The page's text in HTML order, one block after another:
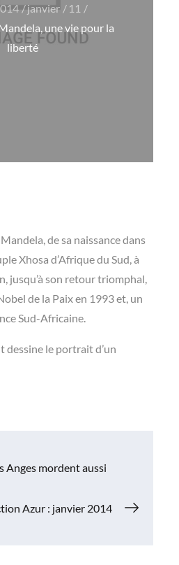
janvier
11
une vie pour la
liberté
de sa naissance dans
Xhosa d’Afrique du Sud, à
jusqu’à son retour triomphal,
de la Paix en 1993 et, un
Sud-Africaine.
dessine le portrait d’un
Anges mordent aussi
Azur : janvier 2014